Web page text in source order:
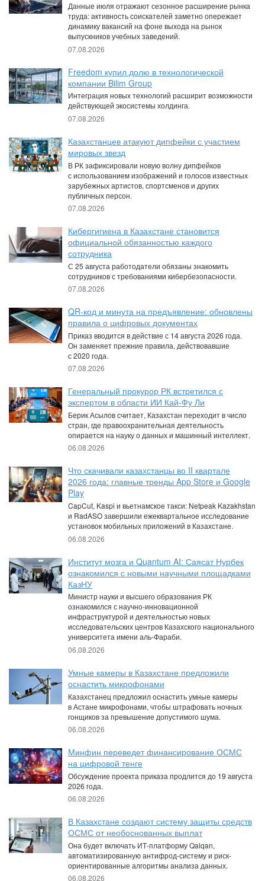
Данные июля отражают сезонное расширение рынка
труда: активность соискателей заметно опережает
динамику вакансий на фоне выхода на рынок
выпускников учебных заведений.
07.08.2026
Freedom купил долю в технологической
компании Bilim Group
Интеграция новых технологий расширит возможности
действующей экосистемы холдинга.
07.08.2026
Казахстанцев атакуют дипфейки с участием
мировых звезд
В РК зафиксировали новую волну дипфейков
с использованием изображений и голосов известных
зарубежных артистов, спортсменов и других
публичных персон.
07.08.2026
Кибергигиена в Казахстане становится
официальной обязанностью каждого
сотрудника
С 25 августа работодатели обязаны знакомить
сотрудников с требованиями кибербезопасности.
07.08.2026
QR-код и минута на предъявление: обновлены
правила о цифровых документах
Приказ вводится в действие с 14 августа 2026 года.
Он заменяет прежние правила, действовавшие
с 2020 года.
07.08.2026
Генеральный прокурор РК встретился с
экспертом в области ИИ Кай-Фу Ли
Берик Асылов считает, Казахстан переходит в число
стран, где правоохранительная деятельность
опирается на науку о данных и машинный интеллект.
06.08.2026
Что скачивали казахстанцы во II квартале
2026 года: главные тренды App Store и Google
Play
CapCut, Kaspi и вьетнамское такси: Netpeak Kazakhstan
и RadASO завершили ежеквартальное исследование
установок мобильных приложений в Казахстане.
06.08.2026
Институт мозга и Quantum AI: Саясат Нурбек
ознакомился с новыми научными площадками
КазНУ
Министр науки и высшего образования РК
ознакомился с научно-инновационной
инфраструктурой и деятельностью новых
исследовательских центров Казахского национального
университета имени аль-Фараби.
06.08.2026
Умные камеры в Казахстане предложили
оснастить микрофонами
Казахстанец предложил оснастить умные камеры
в Астане микрофонами, чтобы штрафовать ночных
гонщиков за превышение допустимого шума.
06.08.2026
Минфин переведет финансирование ОСМС
на цифровой тенге
Обсуждение проекта приказа продлится до 19 августа
2026 года.
06.08.2026
В Казахстане создают систему защиты средств
ОСМС от необоснованных выплат
Она будет включать ИТ-платформу Qalqan,
автоматизированную антифрод-систему и риск-
ориентированные алгоритмы анализа данных.
06.08.2026